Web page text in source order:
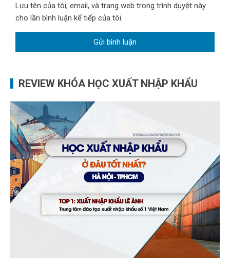
Lưu tên của tôi, email, và trang web trong trình duyệt này
cho lần bình luận kế tiếp của tôi.
REVIEW KHÓA HỌC XUẤT NHẬP KHẨU